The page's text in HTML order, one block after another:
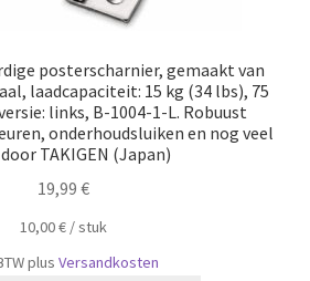
posterscharnier, gemaakt van
laadcapaciteit: 15 kg (34 lbs), 75
links, B-1004-1-L. Robuust
onderhoudsluiken en nog veel
TAKIGEN (Japan)
19,99 €
10,00€/​​stuk
plus Versandkosten